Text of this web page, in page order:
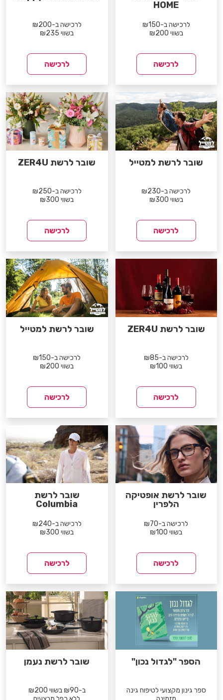
HOME
לרכישה ב-₪150
בשווי ₪200
לרכישה
לרכישה ב-₪200
בשווי ₪235
לרכישה
שובר לרשת למטייל
לרכישה ב-₪230
בשווי ₪300
לרכישה
שובר לרשת ZER4U
לרכישה ב-₪250
בשווי ₪300
לרכישה
שובר לרשת ZER4U
לרכישה ב-₪85
בשווי ₪100
לרכישה
שובר לרשת למטייל
לרכישה ב-₪150
בשווי ₪200
לרכישה
שובר לרשת אופטיקה
הלפרין
לרכישה ב-₪70
בשווי ₪100
לרכישה
שובר לרשת
Columbia
לרכישה ב-₪240
בשווי ₪300
לרכישה
הספר "לגדול נכון"
ספר גינון מקצועי לטיפוח גינה
שובר לרשת נעמן
ב-₪90 בשווי ₪200